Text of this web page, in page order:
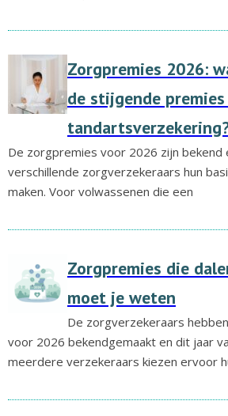
Zorgpremies 2026:
de stijgende
De zorgpremies voor 2026 zijn bekend
verschillende zorgverzekeraars hun
maken. Voor volwassenen die een
Zorgpremies die
moet je weten
De zorgverzekeraars
voor 2026 bekendgemaakt en dit jaar
meerdere verzekeraars kiezen ervoor